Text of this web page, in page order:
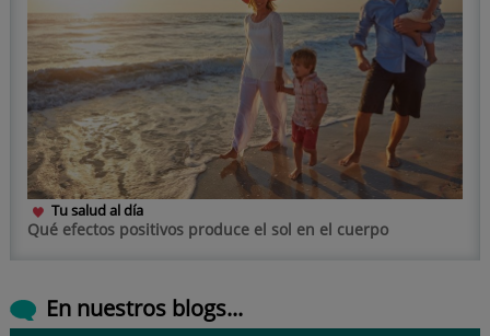
Tu salud al día
Qué efectos positivos produce el sol en el cuerpo
En nuestros blogs...